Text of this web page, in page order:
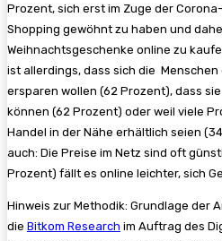
Prozent, sich erst im Zuge der
Shopping gewöhnt zu haben und
Weihnachtsgeschenke online zu
ist allerdings, dass sich die Menschen
ersparen wollen (62 Prozent), dass
können (62 Prozent) oder weil viele
Handel in der Nähe erhältlich seien
auch: Die Preise im Netz sind oft
Prozent) fällt es online leichter, sich
Hinweis zur Methodik: Grundlage der
die Bitkom Research im Auftrag des